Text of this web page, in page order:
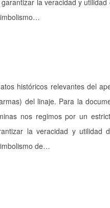
la veracidad y utilidad
históricos relevantes del
del linaje. Para la
nos regimos por un
la veracidad y utilidad
de…